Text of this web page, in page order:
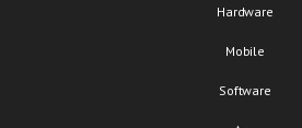
Hardware
Mobile
Software